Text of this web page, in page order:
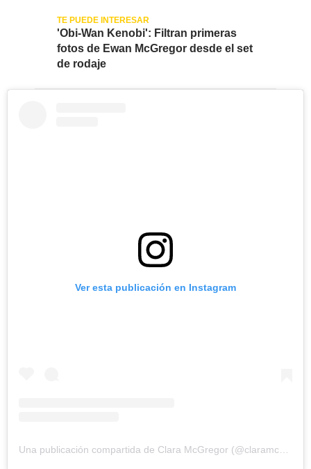
'Obi-Wan Kenobi': Filtran primeras
fotos de Ewan McGregor desde el set
de rodaje
Ver esta publicación en Instagram
Una publicación compartida de Clara McGregor (@claramcgregor)